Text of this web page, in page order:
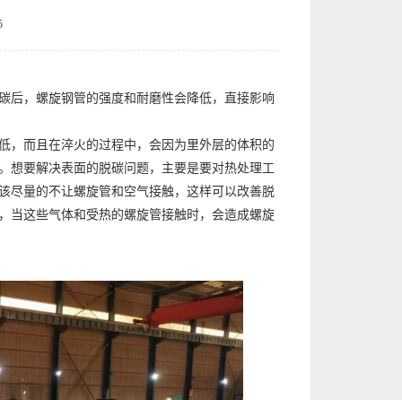
后，螺旋钢管的强度和耐磨性会降低，直接影响
，而且在淬火的过程中，会因为里外层的体积的
想要解决表面的脱碳问题，主要是要对热处理工
尽量的不让螺旋管和空气接触，这样可以改善脱
当这些气体和受热的螺旋管接触时，会造成螺旋